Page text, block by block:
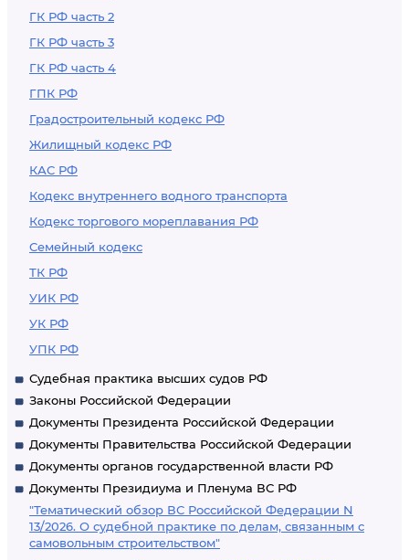
ГК РФ часть 2
ГК РФ часть 3
ГК РФ часть 4
ГПК РФ
Градостроительный кодекс РФ
Жилищный кодекс РФ
КАС РФ
Кодекс внутреннего водного транспорта
Кодекс торгового мореплавания РФ
Семейный кодекс
ТК РФ
УИК РФ
УК РФ
УПК РФ
Судебная практика высших судов РФ
Законы Российской Федерации
Документы Президента Российской Федерации
Документы Правительства Российской Федерации
Документы органов государственной власти РФ
Документы Президиума и Пленума ВС РФ
"Тематический обзор ВС Российской Федерации N
13/2026. О судебной практике по делам, связанным с
самовольным строительством"